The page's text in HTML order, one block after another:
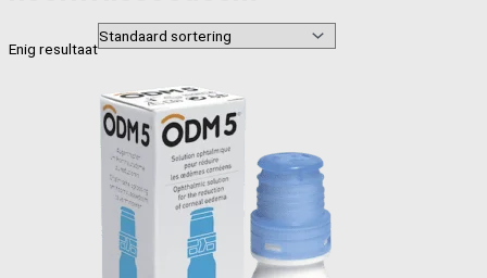
Enig resultaat